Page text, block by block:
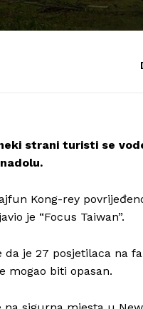
strani turisti se
Kong-rey
je “Focus Taiwan”.
je 27 posjetilaca na
mogao biti opasan.